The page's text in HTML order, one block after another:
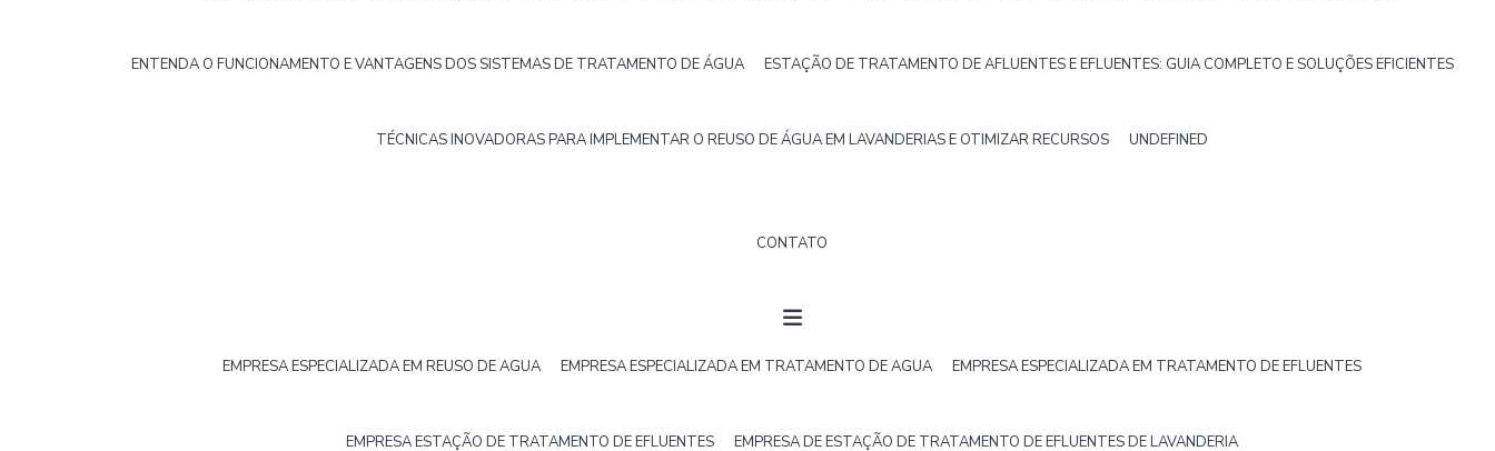
ENTENDA O FUNCIONAMENTO E VANTAGENS DOS SISTEMAS DE TRATAMENTO DE ÁGUA ESTAÇÃO DE TRATAMENTO DE AFLUENTES E EFLUENTES: GUIA COMPLETO E SOLUÇÕES EFICIENTES
TÉCNICAS INOVADORAS PARA IMPLEMENTAR O REUSO DE ÁGUA EM LAVANDERIAS E OTIMIZAR RECURSOS UNDEFINED
CONTATO
EMPRESA ESPECIALIZADA EM REUSO DE AGUA EMPRESA ESPECIALIZADA EM TRATAMENTO DE AGUA EMPRESA ESPECIALIZADA EM TRATAMENTO DE EFLUENTES
EMPRESA ESTAÇÃO DE TRATAMENTO DE EFLUENTES EMPRESA DE ESTAÇÃO DE TRATAMENTO DE EFLUENTES DE LAVANDERIA